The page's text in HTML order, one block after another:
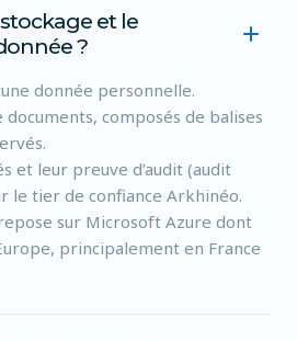
et le
?
donnée personnelle.
documents, composés de balises
et leur preuve d’audit (audit
le tier de confiance Arkhinéo.
sur Microsoft Azure dont
principalement en France